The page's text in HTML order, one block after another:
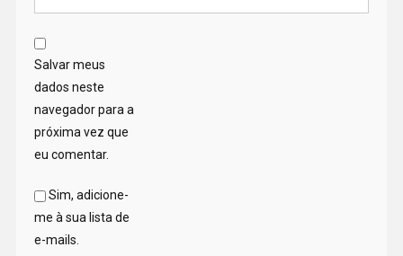
Salvar meus
dados neste
navegador para a
próxima vez que
eu comentar.
Sim, adicione-
me à sua lista de
e-mails.